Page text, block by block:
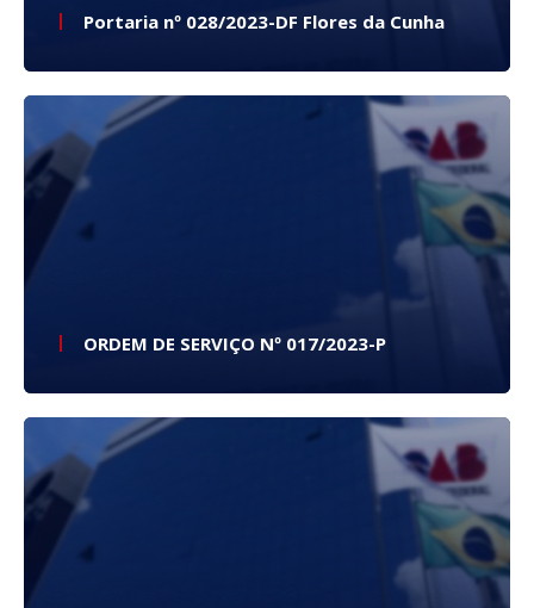
Portaria nº 028/2023-DF Flores da Cunha
ORDEM DE SERVIÇO Nº 017/2023-P